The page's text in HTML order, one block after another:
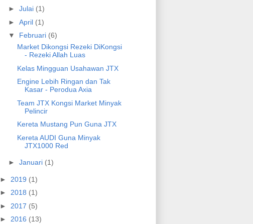
► Julai (1)
► April (1)
▼ Februari (6)
Market Dikongsi Rezeki DiKongsi
- Rezeki Allah Luas
Kelas Mingguan Usahawan JTX
Engine Lebih Ringan dan Tak
Kasar - Perodua Axia
Team JTX Kongsi Market Minyak
Pelincir
Kereta Mustang Pun Guna JTX
Kereta AUDI Guna Minyak
JTX1000 Red
► Januari (1)
► 2019 (1)
► 2018 (1)
► 2017 (5)
► 2016 (13)